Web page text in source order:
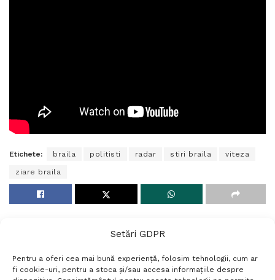
Setări GDPR
Pentru a oferi cea mai bună experiență, folosim tehnologii, cum ar
fi cookie-uri, pentru a stoca și/sau accesa informațiile despre
Etichete: braila politisti radar stiri braila viteza
ziare braila